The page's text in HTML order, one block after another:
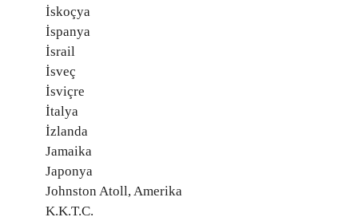
İskoçya
İspanya
İsrail
İsveç
İsviçre
İtalya
İzlanda
Jamaika
Japonya
Johnston Atoll, Amerika
K.K.T.C.